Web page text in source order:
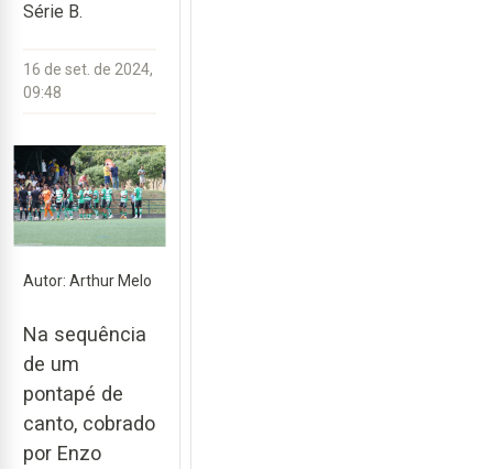
Série B.
16 de set. de 2024,
09:48
Autor: Arthur Melo
Na sequência
de um
pontapé de
canto, cobrado
por Enzo